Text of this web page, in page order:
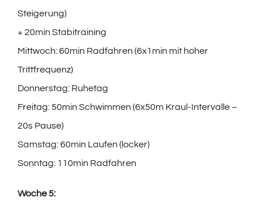
Steigerung)
+ 20min Stabitraining
Mittwoch: 60min Radfahren (6x1min mit hoher
Trittfrequenz)
Donnerstag: Ruhetag
Freitag: 50min Schwimmen (6x50m Kraul-Intervalle –
20s Pause)
Samstag: 60min Laufen (locker)
Sonntag: 110min Radfahren
Woche 5: